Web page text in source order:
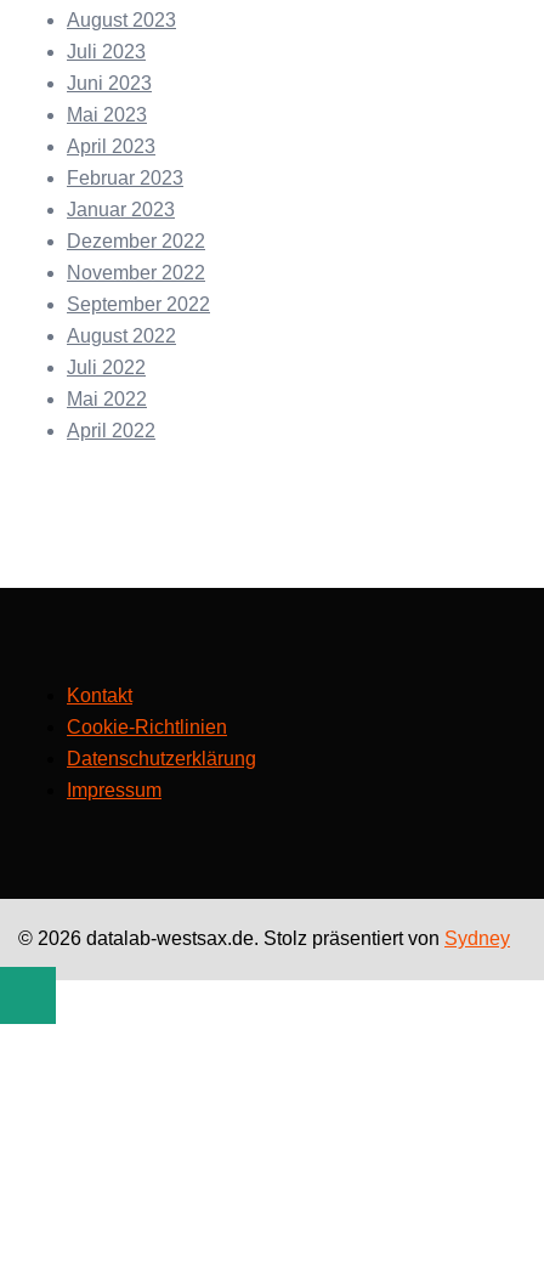
August 2023
Juli 2023
Juni 2023
Mai 2023
April 2023
Februar 2023
Januar 2023
Dezember 2022
November 2022
September 2022
August 2022
Juli 2022
Mai 2022
April 2022
Kontakt
Cookie-Richtlinien
Datenschutzerklärung
Impressum
© 2026 datalab-westsax.de. Stolz präsentiert von Sydney